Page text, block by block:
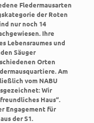
Fledermausarten
der Roten
nur noch 14
Ihre
Lebensraumes und
Säuger
Orten
Am
vom NABU
Wir
Haus“.
Engagement für
der S1.